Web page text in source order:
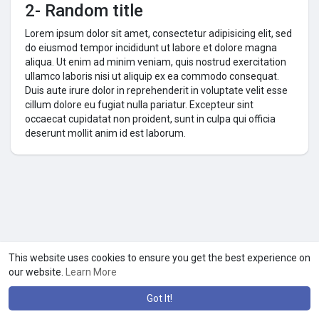
This website uses cookies to ensure you get the best experience on
our website.
Learn More
Got It!
2- Random title
Lorem ipsum dolor sit amet, consectetur adipisicing elit, sed
do eiusmod tempor incididunt ut labore et dolore magna
aliqua. Ut enim ad minim veniam, quis nostrud exercitation
ullamco laboris nisi ut aliquip ex ea commodo consequat.
Duis aute irure dolor in reprehenderit in voluptate velit esse
cillum dolore eu fugiat nulla pariatur. Excepteur sint
occaecat cupidatat non proident, sunt in culpa qui officia
deserunt mollit anim id est laborum.